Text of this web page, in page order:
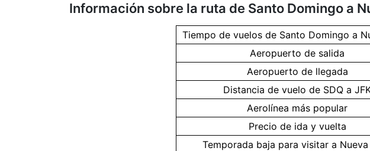
Información sobre la ruta de Santo Domingo a
Tiempo de vuelos de Santo Domingo a
Aeropuerto de salida
Aeropuerto de llegada
Distancia de vuelo de SDQ a
Aerolínea más popular
Precio de ida y vuelta
Temporada baja para visitar a